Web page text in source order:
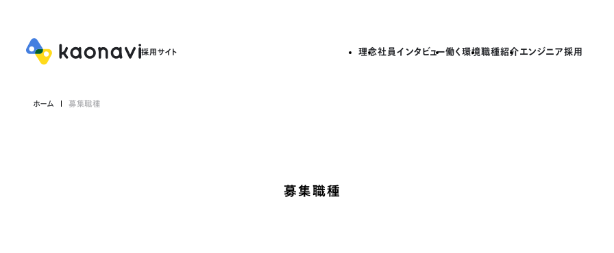
理念社員インタビュー働く環境職種紹介エンジニア採用
ホーム 募集職種
募集職種